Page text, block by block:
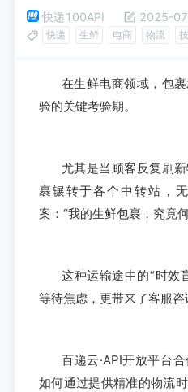
快递100API 2025-
快递 生鲜 电商 物流
在生鲜电商领域，包
验的关键考验期。
尤其是当顾客反复刷
裹辗转于各个中转站，
案：“我的生鲜包裹，究竟
这种运输途中的“时效
等待焦虑，更带来了客服咨
百递云·API开放平台
如何通过提供精准的物流